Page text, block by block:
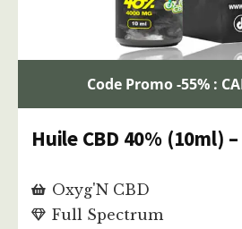
Code Promo -55% :
Huile CBD 40% (10ml) –
Oxyg'N CBD
Full Spectrum